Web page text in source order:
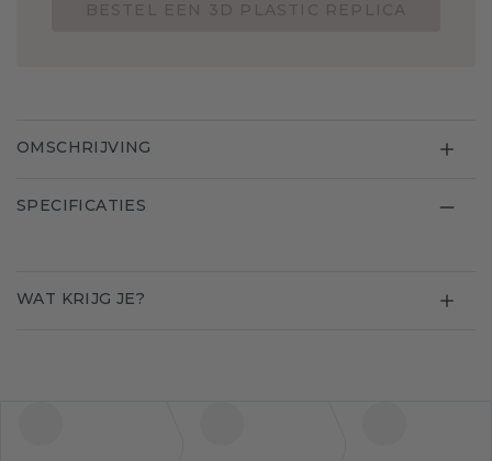
OMSCHRIJVING
SPECIFICATIES
WAT KRIJG JE?